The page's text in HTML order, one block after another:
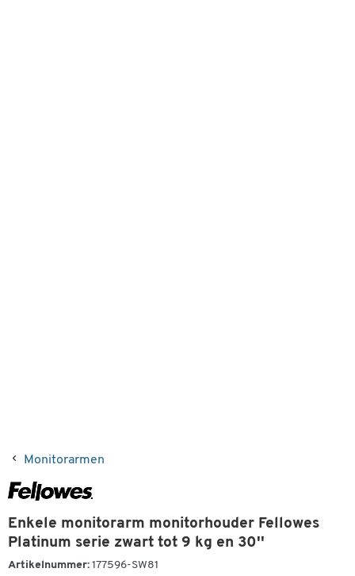
Monitorarmen
Enkele monitorarm monitorhouder Fellowes
Platinum serie zwart tot 9 kg en 30''
Artikelnummer: 177596-SW81